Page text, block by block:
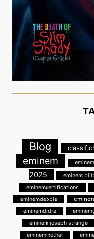
Blog
eminem
2025
eminem
eminemcertifications
eminemdebbie
eminemdrdre
eminem joseph strange
eminemmother